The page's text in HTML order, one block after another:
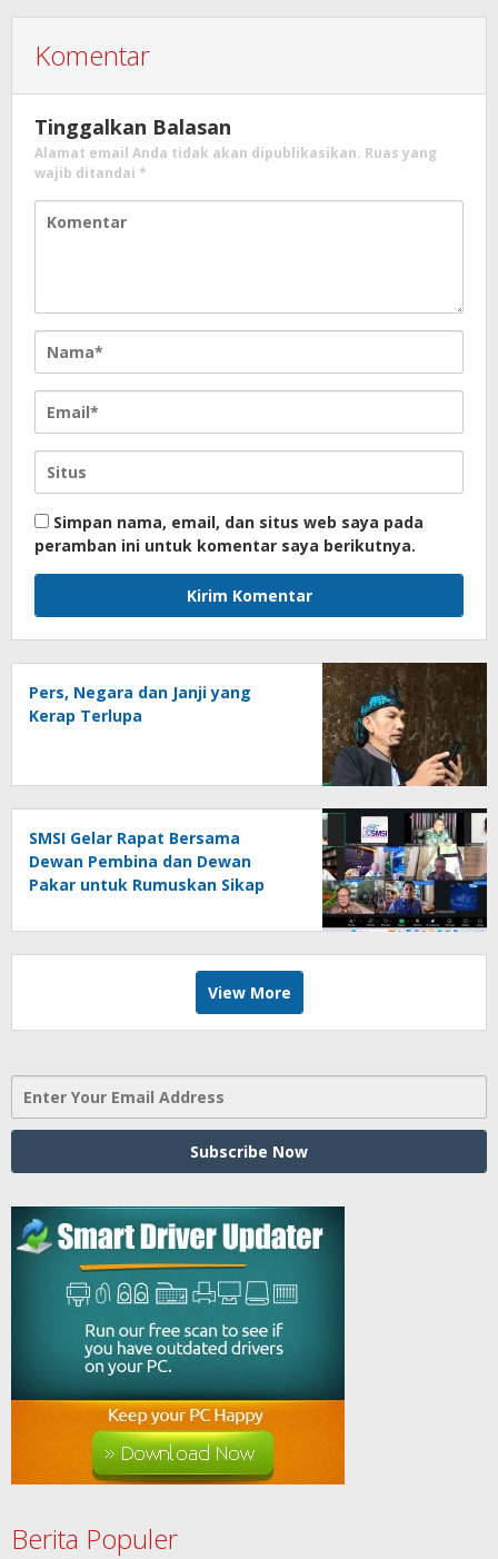
Komentar
Tinggalkan Balasan
Alamat email Anda tidak akan dipublikasikan. Ruas yang
wajib ditandai *
Simpan nama, email, dan situs web saya pada
peramban ini untuk komentar saya berikutnya.
Pers, Negara dan Janji yang
Kerap Terlupa
SMSI Gelar Rapat Bersama
Dewan Pembina dan Dewan
Pakar untuk Rumuskan Sikap
View More
Berita Populer